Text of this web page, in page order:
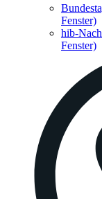
Fenster)
hib-
Fenster)